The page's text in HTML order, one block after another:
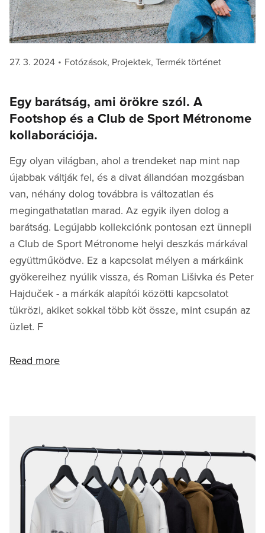
Posted
27. 3. 2024 Categories
Fotózások, Projektek, Termék történet
Egy barátság, ami örökre szól. A
Footshop és a Club de Sport Métronome
kollaborációja.
Egy olyan világban, ahol a trendeket nap mint nap
újabbak váltják fel, és a divat állandóan mozgásban
van, néhány dolog továbbra is változatlan és
megingathatatlan marad. Az egyik ilyen dolog a
barátság. Legújabb kollekciónk pontosan ezt ünnepli
a Club de Sport Métronome helyi deszkás márkával
együttműködve. Ez a kapcsolat mélyen a márkáink
gyökereihez nyúlik vissza, és Roman Lišivka és Peter
Hajduček - a márkák alapítói közötti kapcsolatot
tükrözi, akiket sokkal több köt össze, mint csupán az
üzlet. F
Read more